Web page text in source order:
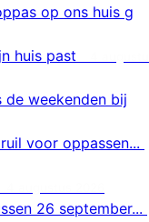
op ons huis g
huis past
weekenden bij
voor oppassen...
26 september...